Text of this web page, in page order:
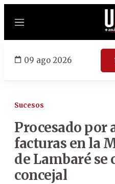
Menú
09 ago 2026
Sucesos
Procesado por
facturas en la
de Lambaré se
concejal